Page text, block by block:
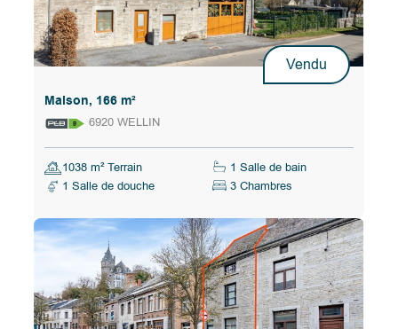
Vendu
Maison, 166 m²
6920 WELLIN
1038 m² Terrain
1 Salle de bain
1 Salle de douche
3 Chambres